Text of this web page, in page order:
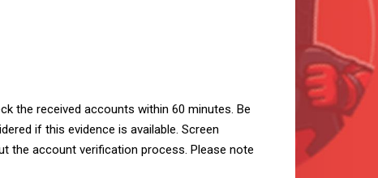
the received accounts within 60 minutes. Be
if this evidence is available. Screen
the account verification process. Please note